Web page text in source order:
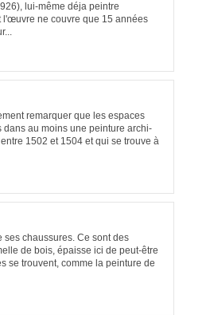
lui-même déja peintre
l'œuvre ne couvre que 15 années
remarquer que les espaces
au moins une peinture archi-
1502 et 1504 et qui se trouve à
chaussures. Ce sont des
de bois, épaisse ici de peut-être
se trouvent, comme la peinture de